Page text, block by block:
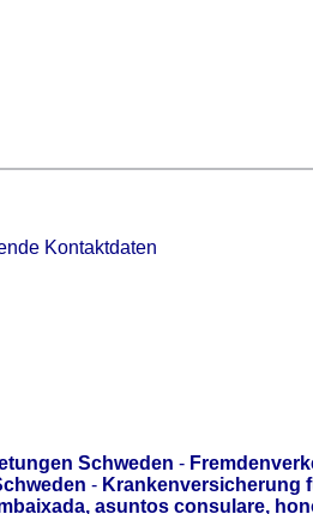
Kontaktdaten
Schweden -
- Krankenversicherung
asuntos consulare,